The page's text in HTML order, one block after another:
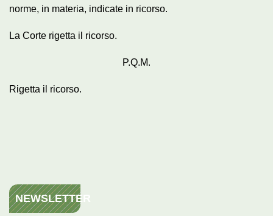
norme, in materia, indicate in ricorso.
La Corte rigetta il ricorso.
P.Q.M.
Rigetta il ricorso.
NEWSLETTER